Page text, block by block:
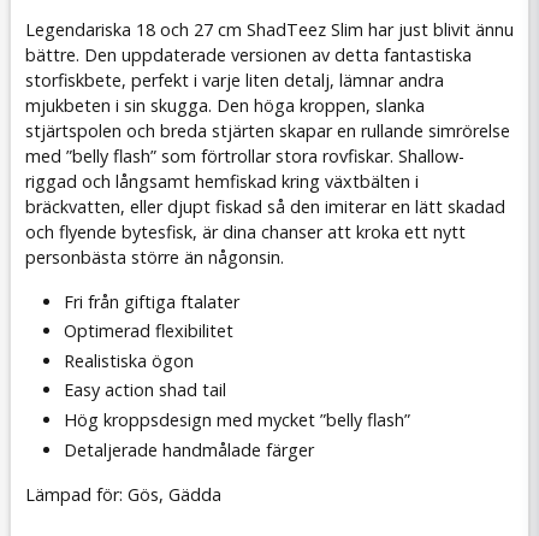
Legendariska 18 och 27 cm ShadTeez Slim har just blivit ännu
bättre. Den uppdaterade versionen av detta fantastiska
storfiskbete, perfekt i varje liten detalj, lämnar andra
mjukbeten i sin skugga. Den höga kroppen, slanka
stjärtspolen och breda stjärten skapar en rullande simrörelse
med ”belly flash” som förtrollar stora rovfiskar. Shallow-
riggad och långsamt hemfiskad kring växtbälten i
bräckvatten, eller djupt fiskad så den imiterar en lätt skadad
och flyende bytesfisk, är dina chanser att kroka ett nytt
personbästa större än någonsin.
Fri från giftiga ftalater
Optimerad flexibilitet
Realistiska ögon
Easy action shad tail
Hög kroppsdesign med mycket ”belly flash”
Detaljerade handmålade färger
Lämpad för: Gös, Gädda